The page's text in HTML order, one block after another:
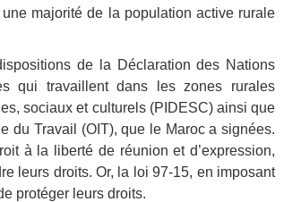
majorité de la population active rurale
de la Déclaration des Nations
qui travaillent dans les zones rurales
sociaux et culturels (PIDESC) ainsi que
du Travail (OIT), que le Maroc a signées.
à la liberté de réunion et d’expression,
leurs droits. Or, la loi 97-15, en imposant
protéger leurs droits.